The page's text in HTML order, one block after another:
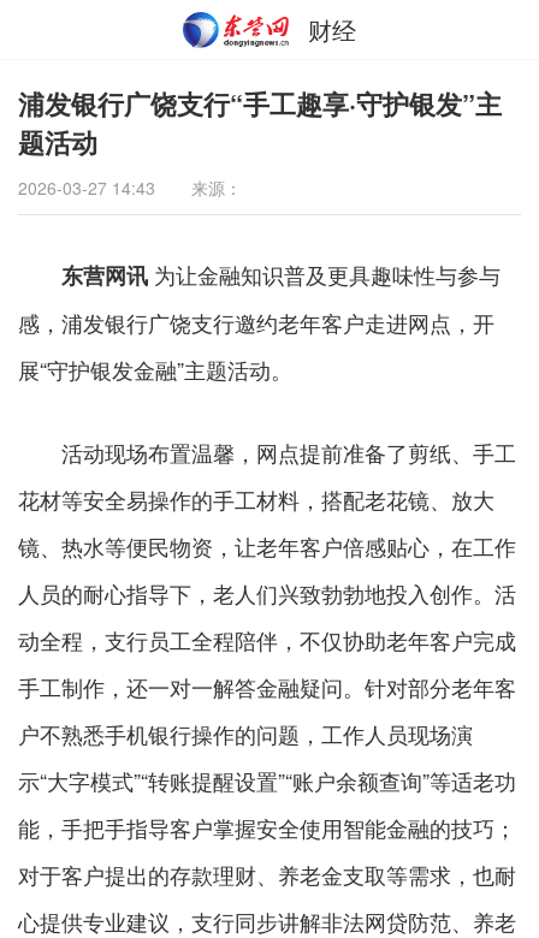
财经
浦发银行广饶支行“手工趣享·守护银发”主
题活动
2026-03-27 14:43 来源：
东营网讯 为让金融知识普及更具趣味性与参与
感，浦发银行广饶支行邀约老年客户走进网点，开
展“守护银发金融”主题活动。
活动现场布置温馨，网点提前准备了剪纸、手工
花材等安全易操作的手工材料，搭配老花镜、放大
镜、热水等便民物资，让老年客户倍感贴心，在工作
人员的耐心指导下，老人们兴致勃勃地投入创作。活
动全程，支行员工全程陪伴，不仅协助老年客户完成
手工制作，还一对一解答金融疑问。针对部分老年客
户不熟悉手机银行操作的问题，工作人员现场演
示“大字模式”“转账提醒设置”“账户余额查询”等适老功
能，手把手指导客户掌握安全使用智能金融的技巧；
对于客户提出的存款理财、养老金支取等需求，也耐
心提供专业建议，支行同步讲解非法网贷防范、养老